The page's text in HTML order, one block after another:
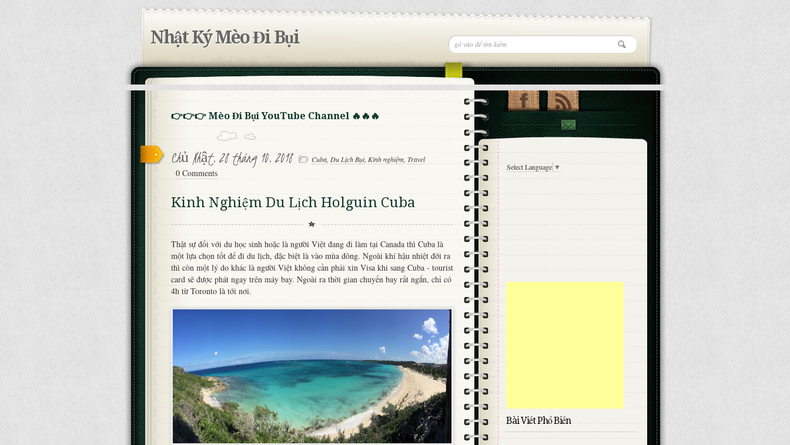
Nhật Ký Mèo Đi Bụi
👉👉👉 Mèo Đi Bụi YouTube Channel 🔥🔥🔥
Chủ Nhật, 28 tháng 10, 2018 Cuba Du Lịch Bụi, Kinh nghiệm Travel
0 Comments
Kinh Nghiệm Du Lịch Holguin Cuba
Thật sự đối với du học sinh hoặc là người Việt đang đi làm tại Canada thì Cuba là
một lựa chọn tốt để đi du lịch, đặc biệt là vào mùa đông. Ngoài khí hậu nhiệt đới ra
thì còn một lý do khác là người Việt không cần phải xin Visa khi sang Cuba - tourist
card sẽ được phát ngay trên máy bay. Ngoài ra thời gian chuyến bay rất ngắn, chỉ có
4h từ Toronto là tới nơi.
Select Language ▼
Bài Viết Phổ Biến